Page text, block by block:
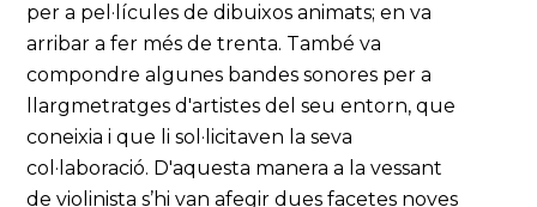
per a pel·lícules de dibuixos animats; en va
arribar a fer més de trenta. També va
compondre algunes bandes sonores per a
llargmetratges d'artistes del seu entorn, que
coneixia i que li sol·licitaven la seva
col·laboració. D'aquesta manera a la vessant
de violinista s’hi van afegir dues facetes noves